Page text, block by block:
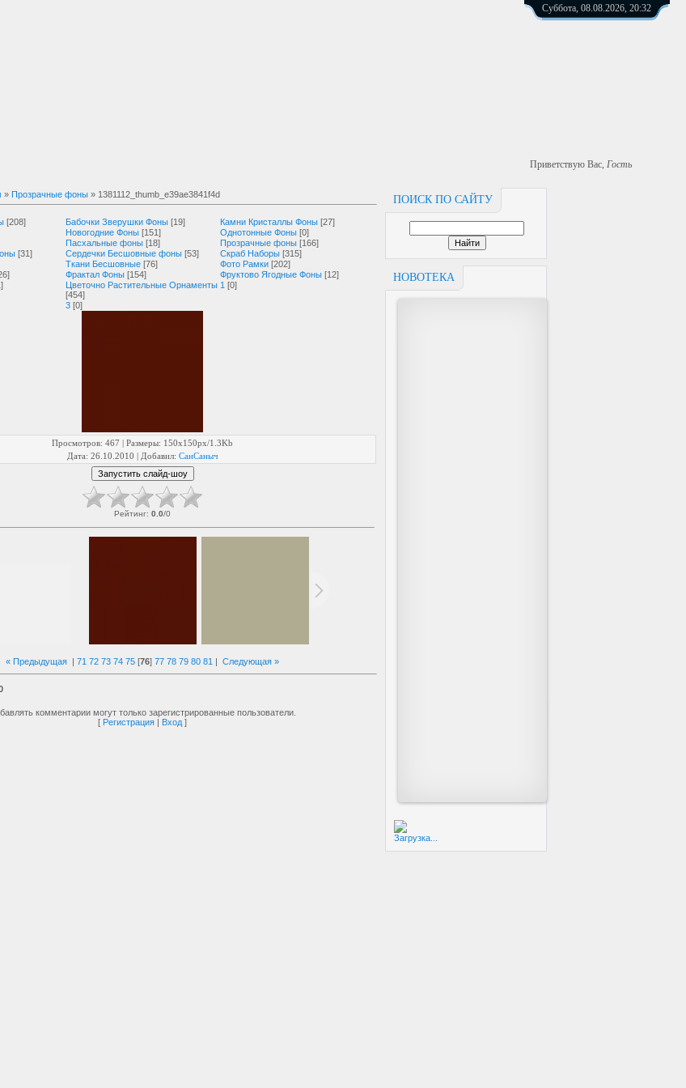
Суббота, 08.08.2026, 20:32
Приветствую Вас, Гость
ПОИСК ПО САЙТУ
НОВОТЕКА
Загрузка...
» Прозрачные фоны » 1381112_thumb_e39ae3841f4d
[208] Бабочки Зверушки Фоны [19] Камни Кристаллы Фоны [27]
Новогодние Фоны [151] Однотонные Фоны [0]
Пасхальные фоны [18] Прозрачные фоны [166]
[31] Сердечки Бесшовные фоны [53] Скраб Наборы [315]
Ткани Бесшовные [76] Фото Рамки [202]
Фрактал Фоны [154] Фруктово Ягодные Фоны [12]
Цветочно Растительные Орнаменты
[454]
1 [0]
3 [0]
Просмотров: 467 | Размеры: 150x150px/1.3Kb
Дата: 26.10.2010 | Добавил: СанСаныч
Рейтинг: 0.0/0
« Предыдущая | 71 72 73 74 75 [76] 77 78 79 80 81 | Следующая »
комментарии могут только зарегистрированные пользователи.
[ Регистрация | Вход ]